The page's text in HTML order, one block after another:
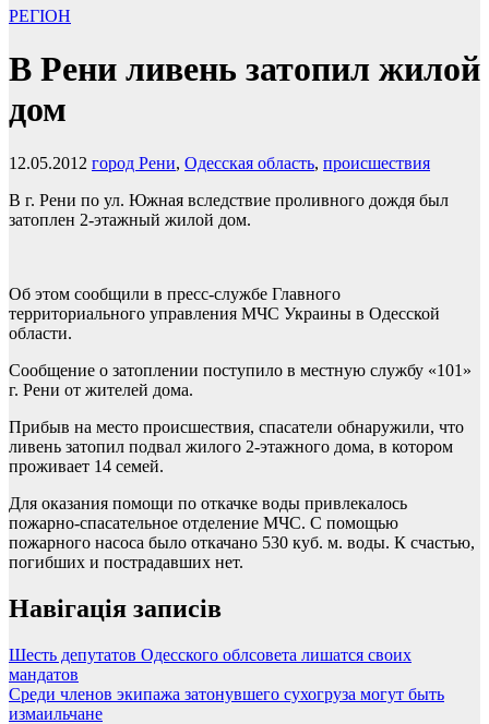
РЕГІОН
В Рени ливень затопил жилой
дом
12.05.2012 город Рени, Одесская область, происшествия
В г. Рени по ул. Южная вследствие проливного дождя был
затоплен 2-этажный жилой дом.
Об этом сообщили в пресс-службе Главного
территориального управления МЧС Украины в Одесской
области.
Сообщение о затоплении поступило в местную службу «101»
г. Рени от жителей дома.
Прибыв на место происшествия, спасатели обнаружили, что
ливень затопил подвал жилого 2-этажного дома, в котором
проживает 14 семей.
Для оказания помощи по откачке воды привлекалось
пожарно-спасательное отделение МЧС. С помощью
пожарного насоса было откачано 530 куб. м. воды. К счастью,
погибших и пострадавших нет.
Навігація записів
Шесть депутатов Одесского облсовета лишатся своих
мандатов
Среди членов экипажа затонувшего сухогруза могут быть
измаильчане